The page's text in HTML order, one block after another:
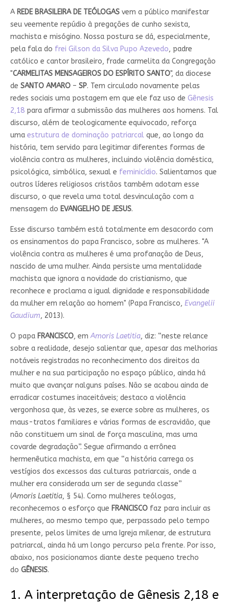
A REDE BRASILEIRA DE TEÓLOGASvem a público manifestar
seu veemente repúdio à pregações de cunho sexista,
machista e misógino. Nossa postura se dá, especialmente,
pela fala do frei Gilson da Silva Pupo Azevedo, padre
católico e cantor brasileiro, frade carmelita da Congregação
"CARMELITAS MENSAGEIROS DO ESPÍRITO SANTO", da diocese
de SANTO AMARO– SP. Tem circulado novamente pelas
redes sociais uma postagem em que ele faz uso de Gênesis
2,18 para afirmar a submissão das mulheres aos homens. Tal
discurso, além de teologicamente equivocado, reforça
uma estrutura de dominação patriarcalque, ao longo da
história, tem servido para legitimar diferentes formas de
violência contra as mulheres, incluindo violência doméstica,
psicológica, simbólica, sexual e feminicídio. Salientamos que
outros líderes religiosos cristãos também adotam esse
discurso, o que revela uma total desvinculação com a
mensagem do EVANGELHO DE JESUS.
Esse discurso também está totalmente em desacordo com
os ensinamentos do papa Francisco, sobre as mulheres. "A
violência contra as mulheres é uma profanação de Deus,
nascido de uma mulher. Ainda persiste uma mentalidade
machista que ignora a novidade do cristianismo, que
reconhece e proclama a igual dignidade e responsabilidade
da mulher em relação ao homem" (Papa Francisco, Evangelii
Gaudium, 2013).
O papa FRANCISCO, em Amoris Laetitia, diz: “neste relance
sobre a realidade, desejo salientar que, apesar das melhorias
notáveis registradas no reconhecimento dos direitos da
mulher e na sua participação no espaço público, ainda há
muito que avançar nalguns países. Não se acabou ainda de
erradicar costumes inaceitáveis; destaco a violência
vergonhosa que, às vezes, se exerce sobre as mulheres, os
maus-tratos familiares e várias formas de escravidão, que
não constituem um sinal de força masculina, mas uma
covarde degradação”. Segue afirmando a errônea
hermenêutica machista, em que “a história carrega os
vestígios dos excessos das culturas patriarcais, onde a
mulher era considerada um ser de segunda classe”
(AmorisLaetitia, § 54). Como mulheres teólogas,
reconhecemos o esforço que FRANCISCOfaz para incluir as
mulheres, ao mesmo tempo que, perpassado pelo tempo
presente, pelos limites de uma Igreja milenar, de estrutura
patriarcal, ainda há um longo percurso pela frente. Por isso,
abaixo, nos posicionamos diante deste pequeno trecho
do GÊNESIS.
1.⁠ ⁠A interpretação de Gênesis 2,18 e